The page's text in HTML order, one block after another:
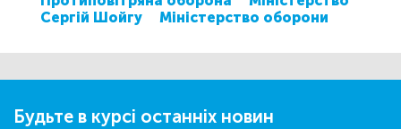
Сергій Шойгу
Міністерство оборони
Будьте в курсі останніх новин